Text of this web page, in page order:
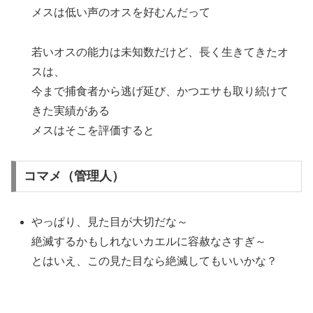
メスは低い声のオスを好むんだって
若いオスの能力は未知数だけど、長く生きてきたオ
スは、
今まで捕食者から逃げ延び、かつエサも取り続けて
きた実績がある
メスはそこを評価すると
コマメ（管理人）
やっぱり、見た目が大切だな～
絶滅するかもしれないカエルに容赦なさすぎ～
とはいえ、この見た目なら絶滅してもいいかな？